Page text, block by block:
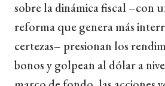
sobre la dinámica fiscal –con
reforma que genera más
certezas– presionan los
bonos y golpean al dólar a